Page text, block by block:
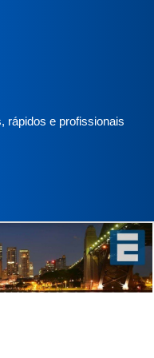
rápidos e profissionais